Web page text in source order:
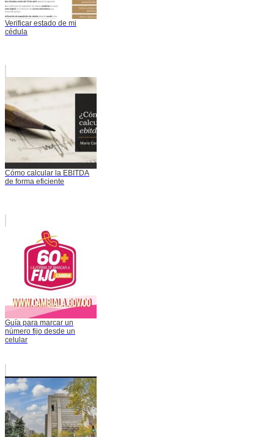
Verificar estado de mi
cédula
Cómo calcular la EBITDA
de forma eficiente
Guía para marcar un
número fijo desde un
celular